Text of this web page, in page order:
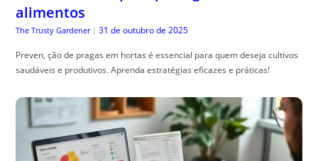
alimentos
The Trusty Gardener | 31 de outubro de 2025
Preven, ção de pragas em hortas é essencial para quem deseja cultivos
saudáveis e produtivos. Aprenda estratégias eficazes e práticas!